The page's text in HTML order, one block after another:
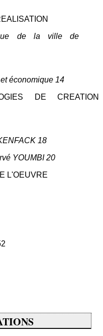
de la ville de
économique 14
DE CREATION
18
YOUMBI 20
L'OEUVRE